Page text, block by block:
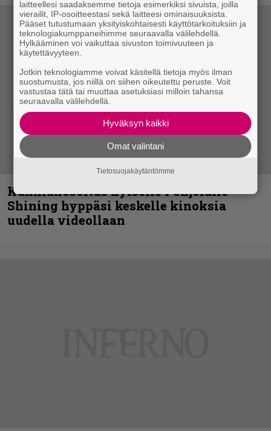
Kunnianosoitus hyiselle Pohjolalle –
Shining hyppäsi keskelle kinoksia
uudella videollaan
laitteellesi saadaksemme tietoja esimerkiksi sivuista, joilla
vierailit, IP-osoitteestasi sekä laitteesi ominaisuuksista.
Pääset tutustumaan yksityiskohtaisesti käyttötarkoituksiin ja
teknologiakumppaneihimme seuraavalla välilehdellä.
Hylkääminen voi vaikuttaa sivuston toimivuuteen ja
käytettävyyteen.
Jotkin teknologiamme voivat käsitellä tietoja myös ilman
suostumusta, jos niillä on siihen oikeutettu peruste. Voit
vastustaa tätä tai muuttaa asetuksiasi milloin tahansa
seuraavalla välilehdellä.
Hyväksyn kaikki
Omat valintani
Tietosuojakäytäntömme